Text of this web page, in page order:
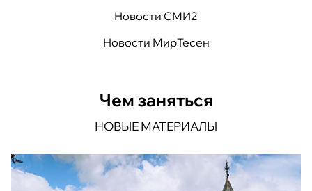
Новости СМИ2
Новости МирТесен
Чем заняться
НОВЫЕ МАТЕРИАЛЫ